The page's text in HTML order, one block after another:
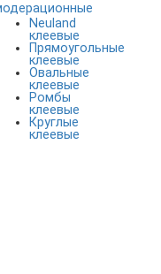
Neuland
клеевые
Прямоугольные
клеевые
Овальные
клеевые
Ромбы
клеевые
Круглые
клеевые